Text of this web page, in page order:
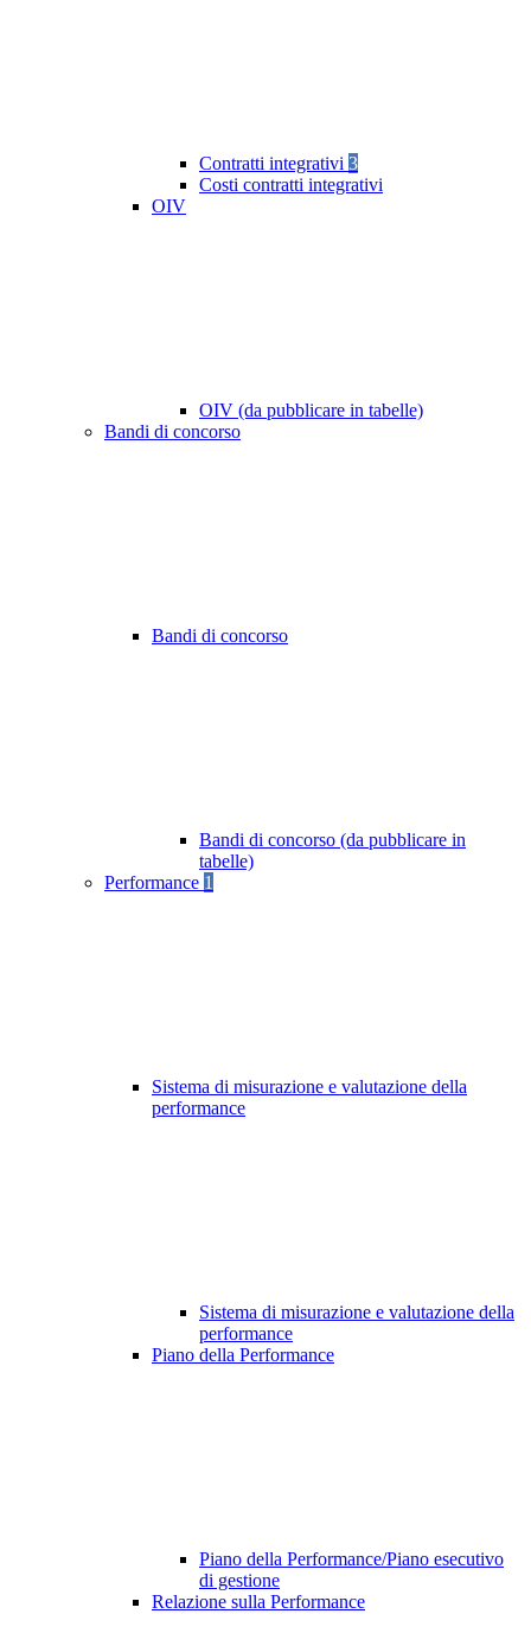
Contratti integrativi 3
Costi contratti integrativi
OIV
OIV (da pubblicare in tabelle)
Bandi di concorso
Bandi di concorso
Bandi di concorso (da pubblicare in
tabelle)
Performance 1
Sistema di misurazione e valutazione della
performance
Sistema di misurazione e valutazione della
performance
Piano della Performance
Piano della Performance/Piano esecutivo
di gestione
Relazione sulla Performance